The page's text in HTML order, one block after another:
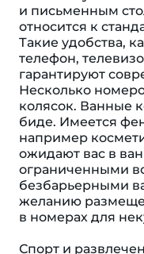
и письменным
относится к
Такие удобства,
телефон,
гарантируют
Несколько
колясок. Ванные
биде. Имеется
например
ожидают вас в
ограниченными
безбарьерными
желанию
в номерах для
Спорт и